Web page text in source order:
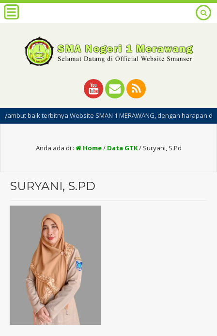
terbitnya Website SMAN 1 MERAWANG, dengan harapan
Anda ada di : Home/ Data GTK/ Suryani, S.Pd
SURYANI, S.PD